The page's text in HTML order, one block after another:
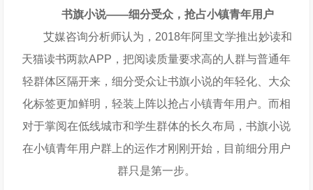
书旗小说——细分受众，抢占小镇青年用户
艾媒咨询分析师认为，2018年阿里文学推出妙读和
天猫读书两款APP，把阅读质量要求高的人群与普通年
轻群体区隔开来，细分受众让书旗小说的年轻化、大众
化标签更加鲜明，轻装上阵以抢占小镇青年用户。而相
对于掌阅在低线城市和学生群体的长久布局，书旗小说
在小镇青年用户群上的运作才刚刚开始，目前细分用户
群只是第一步。